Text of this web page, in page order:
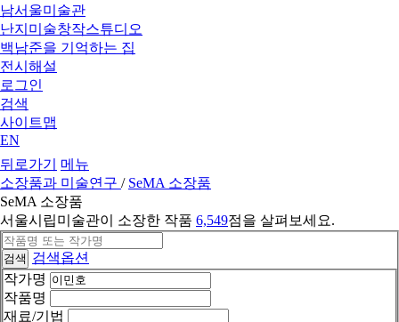
남서울미술관
난지미술창작스튜디오
백남준을 기억하는 집
전시해설
로그인
검색
사이트맵
EN
뒤로가기
메뉴
소장품과 미술연구 / SeMA 소장품
SeMA 소장품
서울시립미술관이 소장한 작품 6,549점을 살펴보세요.
검색 검색옵션
작가명
작품명
재료/기법